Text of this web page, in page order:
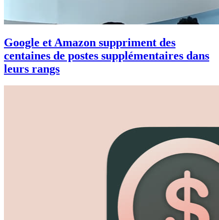
Google et Amazon suppriment des
centaines de postes supplémentaires dans
leurs rangs